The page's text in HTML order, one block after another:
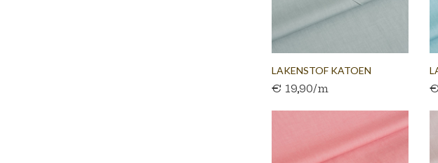
LAKENSTOF KATOEN
GRIJSGROEN...
€ 19,90/m